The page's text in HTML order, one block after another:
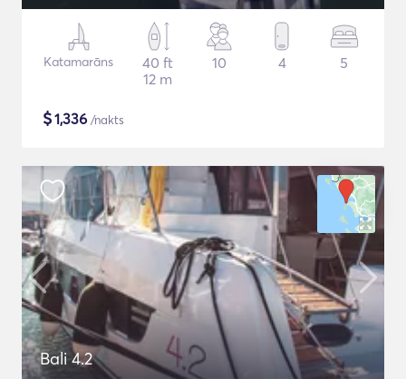
Katamarāns
40 ft
12 m
10 4 5
$1,336 /nakts
Bali 4.2